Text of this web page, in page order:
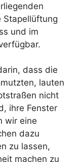
Stapellüftung
und im
dass die
lauten
nicht
ihre Fenster
wir eine
dazu
zu lassen,
machen zu